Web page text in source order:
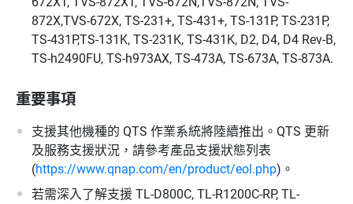
872X,TVS-672X, TS-231+, TS-431+, TS-131P, TS-231P,
TS-431P,TS-131K, TS-231K, TS-431K, D2, D4, D4 Rev-B,
TS-h2490FU, TS-h973AX, TS-473A, TS-673A, TS-873A.
重要事項
支援其他機種的 QTS 作業系統將陸續推出。QTS 更新
及服務支援狀況，請參考產品支援狀態列表
(https://www.qnap.com/en/product/eol.php)。
若需深入了解支援 TL-D800C, TL-R1200C-RP, TL-